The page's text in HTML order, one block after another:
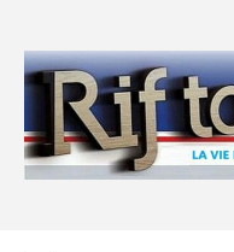
content